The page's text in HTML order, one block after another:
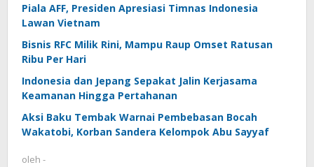
Piala AFF, Presiden Apresiasi Timnas Indonesia
Lawan Vietnam
Bisnis RFC Milik Rini, Mampu Raup Omset Ratusan
Ribu Per Hari
Indonesia dan Jepang Sepakat Jalin Kerjasama
Keamanan Hingga Pertahanan
Aksi Baku Tembak Warnai Pembebasan Bocah
Wakatobi, Korban Sandera Kelompok Abu Sayyaf
oleh -